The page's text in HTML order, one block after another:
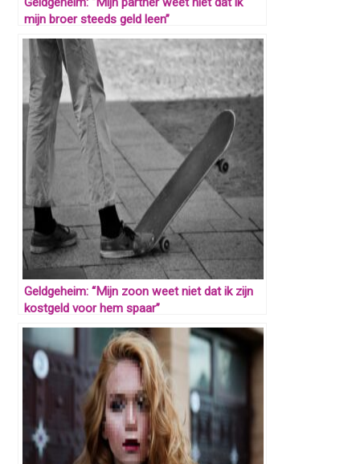
mijn broer steeds geld leen”
Geldgeheim: “Mijn zoon weet niet dat ik zijn
kostgeld voor hem spaar”